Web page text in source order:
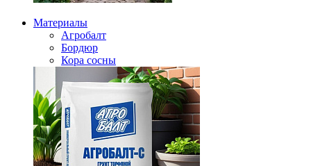
Материалы
Агробалт
Бордюр
Кора сосны